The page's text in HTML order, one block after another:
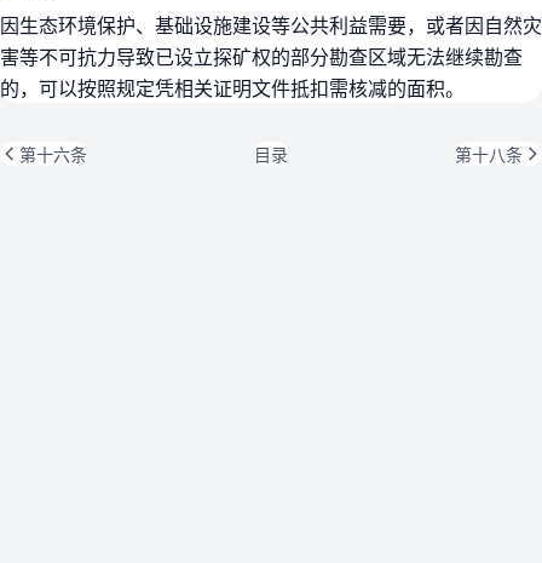
因生态环境保护、基础设施建设等公共利益需要，或者因自然灾
害等不可抗力导致已设立探矿权的部分勘查区域无法继续勘查
的，可以按照规定凭相关证明文件抵扣需核减的面积。
第十六条 目录 第十八条